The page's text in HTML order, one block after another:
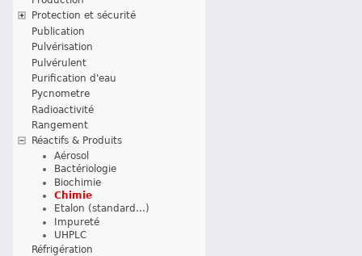
Protection et sécurité
Publication
Pulvérisation
Pulvérulent
Purification d'eau
Pycnometre
Radioactivité
Rangement
Réactifs & Produits
Aérosol
Bactériologie
Biochimie
Chimie
Etalon (standard...)
Impureté
UHPLC
Réfrigération